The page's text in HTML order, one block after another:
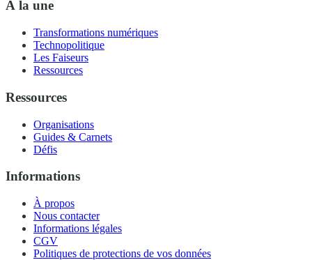
À la une
Transformations numériques
Technopolitique
Les Faiseurs
Ressources
Ressources
Organisations
Guides & Carnets
Défis
Informations
À propos
Nous contacter
Informations légales
CGV
Politiques de protections de vos données